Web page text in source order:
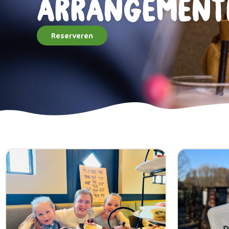
Reserveren